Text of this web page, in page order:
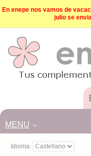
En enepe nos vamos de
julio se
MENU
Idioma: